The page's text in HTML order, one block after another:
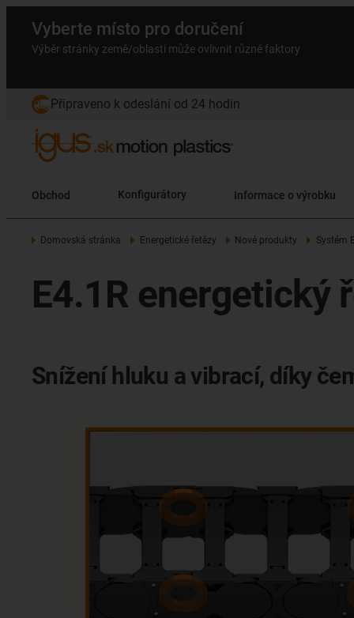
Vyberte místo pro doručení
Výběr stránky země/oblasti může ovlivnit různé faktory
Připraveno k odeslání od 24 hodin
Obchod Konfigurátory Informace o výrobku
Domovská stránka Energetické řetězy Nové produkty Systém
E4.1R energetický
Snížení hluku a vibrací, díky